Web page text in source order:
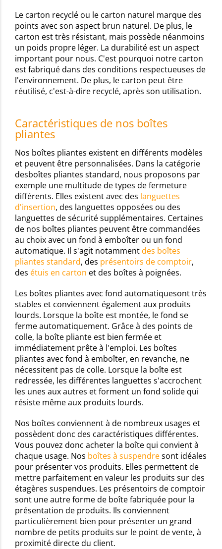
Le carton recyclé ou le carton naturel marque des
points avec son aspect brun naturel. De plus, le
carton est très résistant, mais possède néanmoins
un poids propre léger. La durabilité est un aspect
important pour nous. C'est pourquoi notre carton
est fabriqué dans des conditions respectueuses de
l'environnement. De plus, le carton peut être
réutilisé, c'est-à-dire recyclé, après son utilisation.
Caractéristiques de nos boîtes
pliantes
Nos boîtes pliantes existent en différents modèles
et peuvent être personnalisées. Dans la catégorie
desboîtes pliantes standard, nous proposons par
exemple une multitude de types de fermeture
différents. Elles existent avec des languettes
d'insertion, des languettes opposées ou des
languettes de sécurité supplémentaires. Certaines
de nos boîtes pliantes peuvent être commandées
au choix avec un fond à emboîter ou un fond
automatique. Il s'agit notammentdes boîtes
pliantes standard, des présentoirs de comptoir,
des étuis en carton et des boîtes à poignées.
Les boîtes pliantes avec fond automatiquesont très
stables et conviennent également aux produits
lourds. Lorsque la boîte est montée, le fond se
ferme automatiquement. Grâce à des points de
colle, la boîte pliante est bien fermée et
immédiatement prête à l'emploi. Les boîtes
pliantes avec fond à emboîter, en revanche, ne
nécessitent pas de colle. Lorsque la boîte est
redressée, les différentes languettes s'accrochent
les unes aux autres et forment un fond solide qui
résiste même aux produits lourds.
Nos boîtes conviennent à de nombreux usages et
possèdent donc des caractéristiques différentes.
Vous pouvez donc acheter la boîte qui convient à
chaque usage. Nos boîtes à suspendresont idéales
pour présenter vos produits. Elles permettent de
mettre parfaitement en valeur les produits sur des
étagères suspendues. Les présentoirs de comptoir
sont une autre forme de boîte fabriquée pour la
présentation de produits. Ils conviennent
particulièrement bien pour présenter un grand
nombre de petits produits sur le point de vente, à
proximité directe du client.